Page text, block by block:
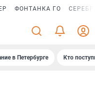
ФОНТАНКА ГО
в Петербурге Кто